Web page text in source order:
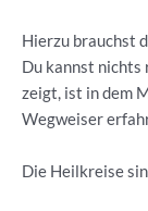
Hierzu brauchst
Du kannst nichts
zeigt, ist in dem
Wegweiser
Die Heilkreise